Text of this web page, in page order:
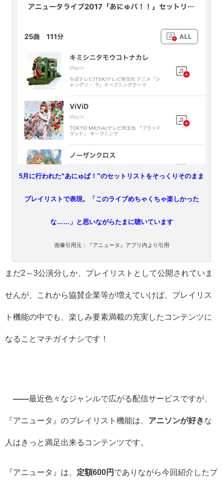
5月に行われた“あにゅぱ！”のセットリストをそっくりそのまま
プレイリストで表現。「このライブめちゃくちゃ楽しかった
な……」と思いながらたまに聴いています
画像引用元：『アニュータ』アプリ内より引用
まだ2～3公演分しか、プレイリストとして公開されていま
せんが、これから協賛企業等が増えていけば、プレイリス
ト機能の中でも、楽しみ要素満載の充実したコンテンツに
なることマチガイナシです！
――最近色々なジャンルで広がる配信サービスですが、
『アニュータ』のプレイリスト機能は、 アニソンが好きな
人はきっと満足出来るコンテンツです。
『アニュータ』は、 定額600円 でありながら今回紹介したプ